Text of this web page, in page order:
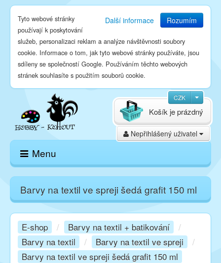
Další informace Rozumím
Tyto webové stránky
používají k poskytování
služeb, personalizaci reklam a analýze návštěvnosti soubory
cookie. Informace o tom, jak tyto webové stránky používáte, jsou
sdíleny se společností Google. Používáním těchto webových
stránek souhlasíte s použitím souborů cookie.
CZK
Nepřihlášený uživatel
Košík je prázdný
Menu
E-shop
Kurzy
Barvy na textil ve spreji šedá grafit 150 ml
E-shop / Barvy na textil + batikování
/
Barvy na textil
/ Barvy na textil ve spreji
/
Barvy na textil ve spreji šedá grafit 150 ml